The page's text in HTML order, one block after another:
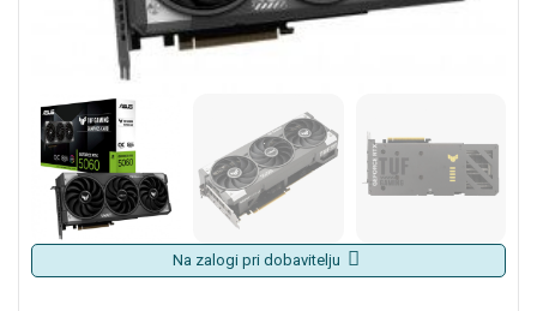
Na zalogi pri dobavitelju